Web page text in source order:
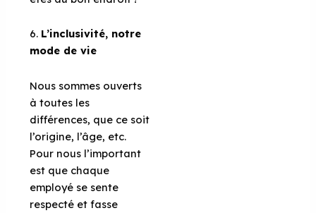
6. L’inclusivité, notre
mode de vie
Nous sommes ouverts
à toutes les
différences, que ce soit
l’origine, l’âge, etc.
Pour nous l’important
est que chaque
employé se sente
respecté et fasse